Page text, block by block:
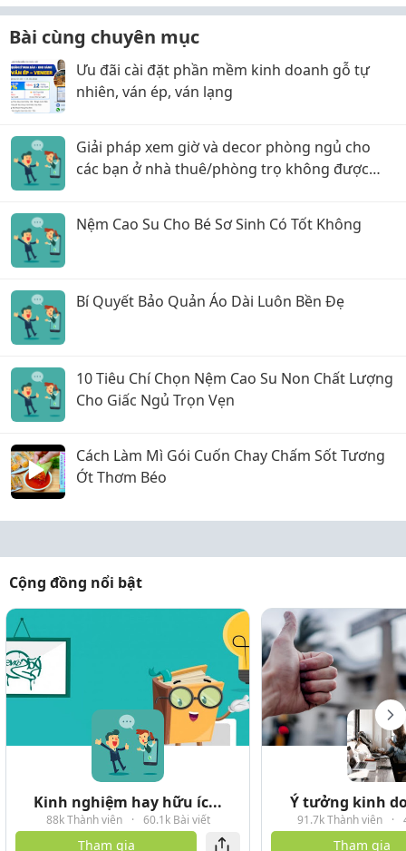
Bài cùng chuyên mục
Ưu đãi cài đặt phần mềm kinh doanh gỗ tự
nhiên, ván ép, ván lạng
Giải pháp xem giờ và decor phòng ngủ cho
các bạn ở nhà thuê/phòng trọ không được
Nệm Cao Su Cho Bé Sơ Sinh Có Tốt Không
Bí Quyết Bảo Quản Áo Dài Luôn Bền Đẹ
10 Tiêu Chí Chọn Nệm Cao Su Non Chất Lượng
Cho Giấc Ngủ Trọn Vẹn
Cách Làm Mì Gói Cuốn Chay Chấm Sốt Tương
Ớt Thơm Béo
Cộng đồng nổi bật
Kinh nghiệm hay hữu íc...
88k Thành viên · 60.1k Bài viết
Tham gia
Ý tưởng kinh
91.7k Thành viên ·
Tham gia